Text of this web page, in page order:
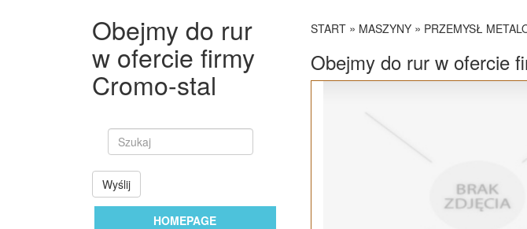
Obejmy do rur
w ofercie firmy
Cromo-stal
Wyślij
HOMEPAGE
START» MASZYNY» PRZEMYSŁ
Obejmy do rur w ofercie